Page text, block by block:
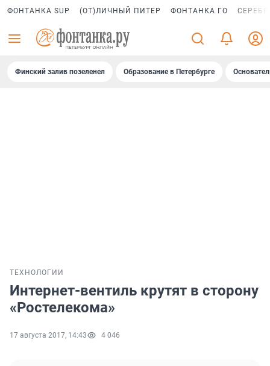
ФОНТАНКА SUP (ОТ)ЛИЧНЫЙ ПИТЕР ФОНТАНКА ГО
Финский залив позеленел Образование в Петербурге
ТЕХНОЛОГИИ
Интернет-вентиль крутят в сторону
«Ростелекома»
17 августа 2017, 14:43 4 046